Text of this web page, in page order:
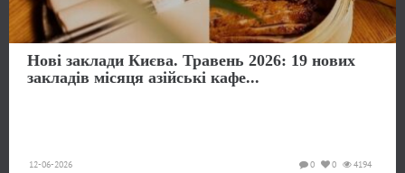
Нові заклади Києва. Травень 2026: 19 нових
закладів місяця азійські кафе...
12-06-2026 4194
0
0